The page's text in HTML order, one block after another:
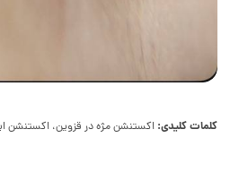
کلمات کلیدی: اکستنشن مژه در قزوین، اکستنشن